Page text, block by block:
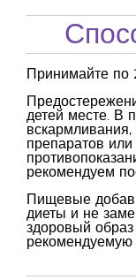
Принимайте по
детей месте. В
препаратов
рекомендуем
Пищевые
диеты и не
здоровый
рекомендуемую